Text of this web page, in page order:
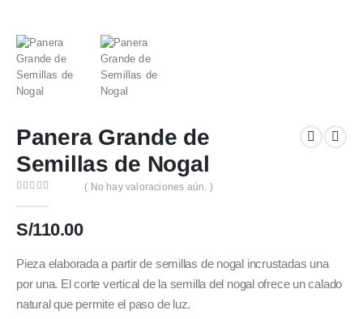
Panera Grande de
Semillas de Nogal
( No hay valoraciones aún. )
S/110.00
Pieza elaborada a partir de semillas de nogal incrustadas una
por una. El corte vertical de la semilla del nogal ofrece un calado
natural que permite el paso de luz.